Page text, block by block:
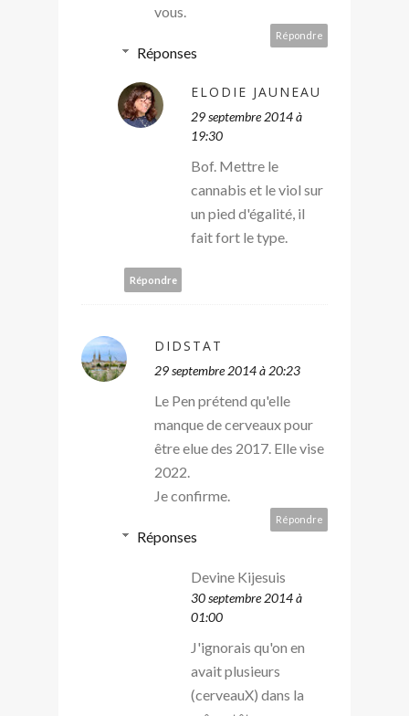
vous.
Répondre
Réponses
ELODIE JAUNEAU
29 septembre 2014 à
19:30
Bof. Mettre le
cannabis et le viol sur
un pied d'égalité, il
fait fort le type.
Répondre
DIDSTAT
29 septembre 2014 à 20:23
Le Pen prétend qu'elle
manque de cerveaux pour
être elue des 2017. Elle vise
2022.
Je confirme.
Répondre
Réponses
Devine Kijesuis
30 septembre 2014 à
01:00
J'ignorais qu'on en
avait plusieurs
(cerveauX) dans la